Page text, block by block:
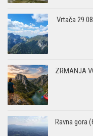
Vrtača
ZRMANJA
Ravna gora